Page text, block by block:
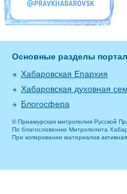
Основные разделы
Хабаровская Епархия
Хабаровская духовная
Блогосфера
© Приамурская митрополия Русской
По благословению Митрополита
При копировании материалов